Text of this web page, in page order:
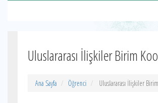
Uluslararası İlişkiler Birim
Ana Sayfa Öğrenci Uluslararası İlişkiler